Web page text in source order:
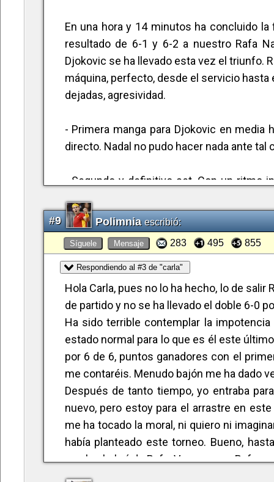
En una hora y 14 minutos ha concluido
resultado de 6-1 y 6-2 a nuestro Rafa
Djokovic se ha llevado esta vez el triunfo.
máquina, perfecto, desde el servicio
dejadas, agresividad.
- Primera manga para Djokovic en
directo. Nadal no pudo hacer nada ante tal
- Segundo y definitivo set. Con un ritmo
ante un Rafa Nadal que ha contestado
soltado: "Toma, baja tú a jugar" al tiempo
Como resumen del torneo de Doha:
acumulando finales y esperando a dar
alto.
Seguro que lo logra ¡¡¡ Vamos Rafa !!!
#9 Polimniaescribió:
Síguele Mensaje 283 495 855
Respondiendo al #3 de "carla"
Hola Carla, pues no lo ha hecho, lo de
de partido y no se ha llevado el doble 6-0
Ha sido terrible contemplar la
estado normal para lo que es él este
por 6 de 6, puntos ganadores con el
me contaréis. Menudo bajón me ha dado
Después de tanto tiempo, yo entraba
nuevo, pero estoy para el arrastre en
me ha tocado la moral, ni quiero ni
había planteado este torneo. Bueno,
que los habrá de Rafa. Vamosssss